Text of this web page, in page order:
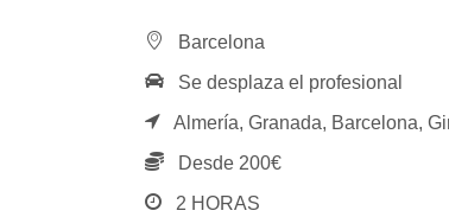
Barcelona
Se desplaza el profesional
Almería, Granada, Barcelona,
Desde 200€
2 HORAS